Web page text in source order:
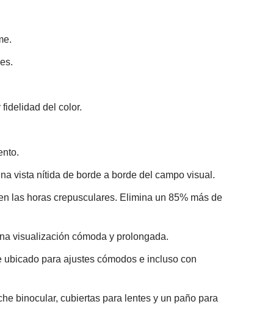
del color.
vista nítida de borde a borde del campo visual.
las horas crepusculares. Elimina un 85% más de
visualización cómoda y prolongada.
para ajustes cómodos e incluso con
binocular, cubiertas para lentes y un paño para